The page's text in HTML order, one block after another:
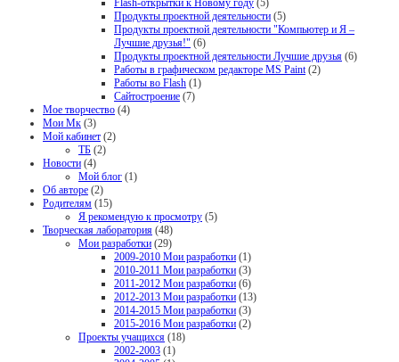
Flash-открытки к Новому году (5)
Продукты проектной деятельности (5)
Продукты проектной деятельности "Компьютер и Я –
Лучшие друзья!" (6)
Продукты проектной деятельности Лучшие друзья (6)
Работы в графическом редакторе MS Paint(2)
Работы во Flash (1)
Сайтостроение (7)
Мое творчество (4)
Мои Мк (3)
Мой кабинет (2)
ТБ (2)
Новости (4)
Мой блог (1)
Об авторе (2)
Родителям (15)
Я рекомендую к просмотру (5)
Творческая лаборатория (48)
Мои разработки (29)
2009-2010 Мои разработки (1)
2010-2011 Мои разработки (3)
2011-2012 Мои разработки (6)
2012-2013 Мои разработки (13)
2014-2015 Мои разработки (3)
2015-2016 Мои разработки (2)
Проекты учащихся (18)
2002-2003 (1)